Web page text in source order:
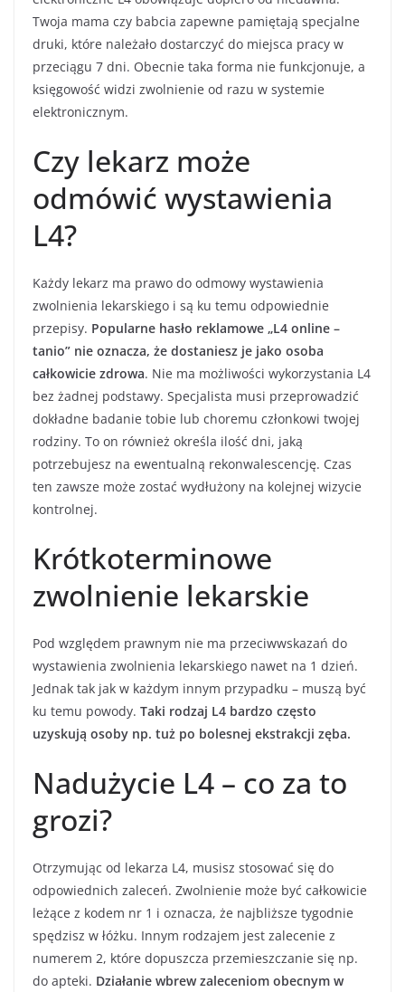
Twoja mama czy babcia zapewne pamiętają specjalne
druki, które należało dostarczyć do miejsca pracy w
przeciągu 7 dni. Obecnie taka forma nie funkcjonuje, a
księgowość widzi zwolnienie od razu w systemie
elektronicznym.
Czy lekarz może
odmówić wystawienia
L4?
Każdy lekarz ma prawo do odmowy wystawienia
zwolnienia lekarskiego i są ku temu odpowiednie
przepisy. Popularne hasło reklamowe „L4 online –
tanio” nie oznacza, że dostaniesz je jako osoba
całkowicie zdrowa. Nie ma możliwości wykorzystania L4
bez żadnej podstawy. Specjalista musi przeprowadzić
dokładne badanie tobie lub choremu członkowi twojej
rodziny. To on również określa ilość dni, jaką
potrzebujesz na ewentualną rekonwalescencję. Czas
ten zawsze może zostać wydłużony na kolejnej wizycie
kontrolnej.
Krótkoterminowe
zwolnienie lekarskie
Pod względem prawnym nie ma przeciwwskazań do
wystawienia zwolnienia lekarskiego nawet na 1 dzień.
Jednak tak jak w każdym innym przypadku – muszą być
ku temu powody. Taki rodzaj L4 bardzo często
uzyskują osoby np. tuż po bolesnej ekstrakcji zęba.
Nadużycie L4 – co za to
grozi?
Otrzymując od lekarza L4, musisz stosować się do
odpowiednich zaleceń. Zwolnienie może być całkowicie
leżące z kodem nr 1 i oznacza, że najbliższe tygodnie
spędzisz w łóżku. Innym rodzajem jest zalecenie z
numerem 2, które dopuszcza przemieszczanie się np.
do apteki. Działanie wbrew zaleceniom obecnym w